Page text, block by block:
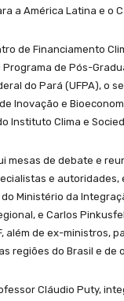
a América Latina e o
de Financiamento
de Pós-
do Pará (UFPA), o
Inovação e
Instituto Clima e
mesas de debate e
e autoridades,
Ministério da
e Carlos
além de ex-ministros,
regiões do Brasil e de
Cláudio Puty,